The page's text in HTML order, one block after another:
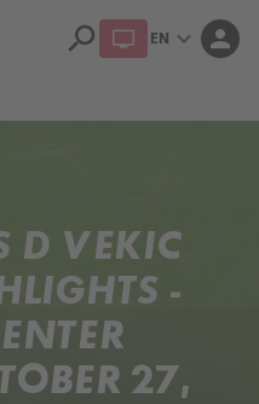
search EN expand_more person
D VEKIC
-
27,